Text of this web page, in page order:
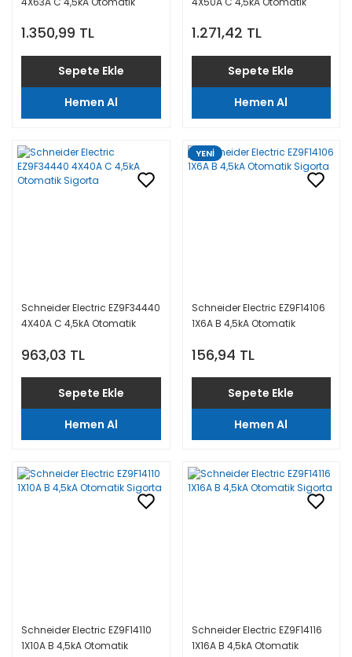
1.350,99 TL
Sepete Ekle
Hemen Al
1.271,42 TL
Sepete Ekle
Hemen Al
Schneider Electric EZ9F34440
4X40A C 4,5kA Otomatik
963,03 TL
Sepete Ekle
Hemen Al
YENİ
Schneider Electric EZ9F14106
1X6A B 4,5kA Otomatik
156,94 TL
Sepete Ekle
Hemen Al
Schneider Electric EZ9F14110
1X10A B 4,5kA Otomatik
Schneider Electric EZ9F14116
1X16A B 4,5kA Otomatik